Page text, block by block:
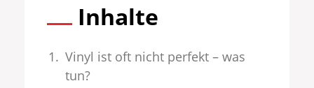
Inhalte
Vinyl ist oft nicht perfekt – was
tun?